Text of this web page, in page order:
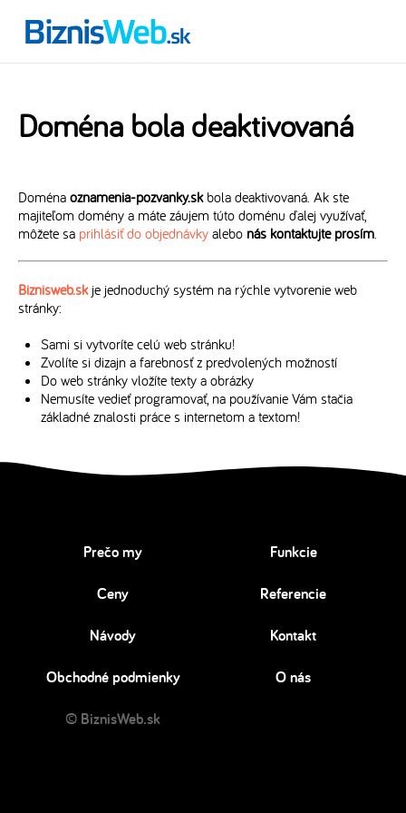
Doména bola deaktivovaná
Doména oznamenia-pozvanky.skbola deaktivovaná. Ak ste
majiteľom domény a máte záujem túto doménu ďalej využívať,
môžete sa prihlásiť do objednávky alebo nás kontaktujte prosím.
Biznisweb.skje jednoduchý systém na rýchle vytvorenie web
stránky:
Sami si vytvoríte celú web stránku!
Zvolíte si dizajn a farebnosť z predvolených možností
Do web stránky vložíte texty a obrázky
Nemusíte vedieť programovať, na používanie Vám stačia
základné znalosti práce s internetom a textom!
Prečo my Funkcie
Ceny Referencie
Návody Kontakt
Obchodné podmienky O nás
© BiznisWeb.sk